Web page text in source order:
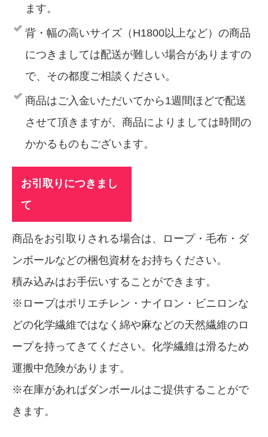
ます。
背・幅の高いサイズ（H1800以上など）の商品
につきましては配送が難しい場合がありますの
で、その都度ご相談ください。
商品はご入金いただいてから1週間ほどで配送
させて頂きますが、商品によりましては時間の
かかるものもございます。
お引取りにつきまし
て
商品をお引取りされる場合は、ロープ・毛布・ダ
ンボールなどの梱包資材をお持ちください。
積み込みはお手伝いすることができます。
※ロープはポリエチレン・ナイロン・ビニロンな
どの化学繊維ではなく綿や麻などの天然繊維のロ
ープを持ってきてください。化学繊維は滑るため
運搬中危険があります。
※在庫があればダンボールはご提供することがで
きます。